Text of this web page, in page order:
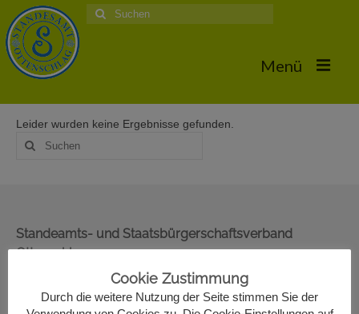
Suche
nach:
Menü
Home
Hochzeiten 2026
Hochzeiten 2024
Leider wurden keine Ergebnisse gefunden.
Suche
nach:
Standeamts- und Staatsbürgerschaftsverband
Ottenschlag
3631 Ottenschlag
02872/7330-13
Cookie Zustimmung
Durch die weitere Nutzung der Seite stimmen Sie der